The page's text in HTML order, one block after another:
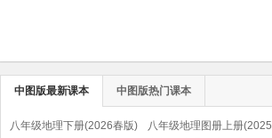
中图版最新课本 中图版热门课本
八年级地理下册(2026春版)
八年级地理图册上册(2025